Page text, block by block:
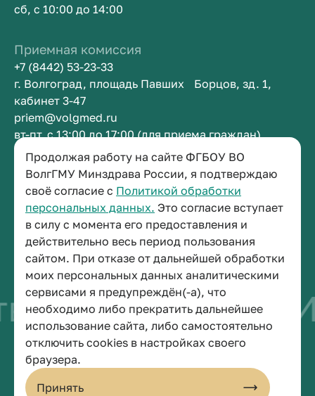
Продолжая работу на сайте ФГБОУ ВО
ВолгГМУ Минздрава России, я подтверждаю
своё согласие с Политикой обработки
персональных данных. Это согласие вступает
в силу с момента его предоставления и
действительно весь период пользования
сайтом. При отказе от дальнейшей обработки
моих персональных данных аналитическими
сервисами я предупреждён(-а), что
необходимо либо прекратить дальнейшее
использование сайта, либо самостоятельно
отключить cookies в настройках своего
браузера.
Принять
сб, с 10:00 до 14:00
Приемная комиссия
+7 (8442) 53-23-33
г. Волгоград, площадь Павших Борцов, зд. 1,
кабинет 3-47
priem@volgmed.ru
вт-пт, с 13:00 до 17:00 (для приема граждан)
Приемная ректора
+7 (8442) 38-50-05
г. Волгоград, площадь Павших Борцов, зд. 1,
кабинет 3-11
post@volgmed.ru
пн-пт, с 08.30 до 17.00 (перерыв с 12.30 до 13.00)
быть врачом
© 2026 Волгоградский государственный медицинский университет
Политика конфиденциальности
Политика по обработке персональных данных